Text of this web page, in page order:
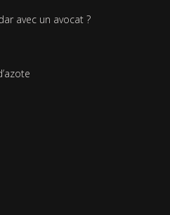
avec un avocat ?